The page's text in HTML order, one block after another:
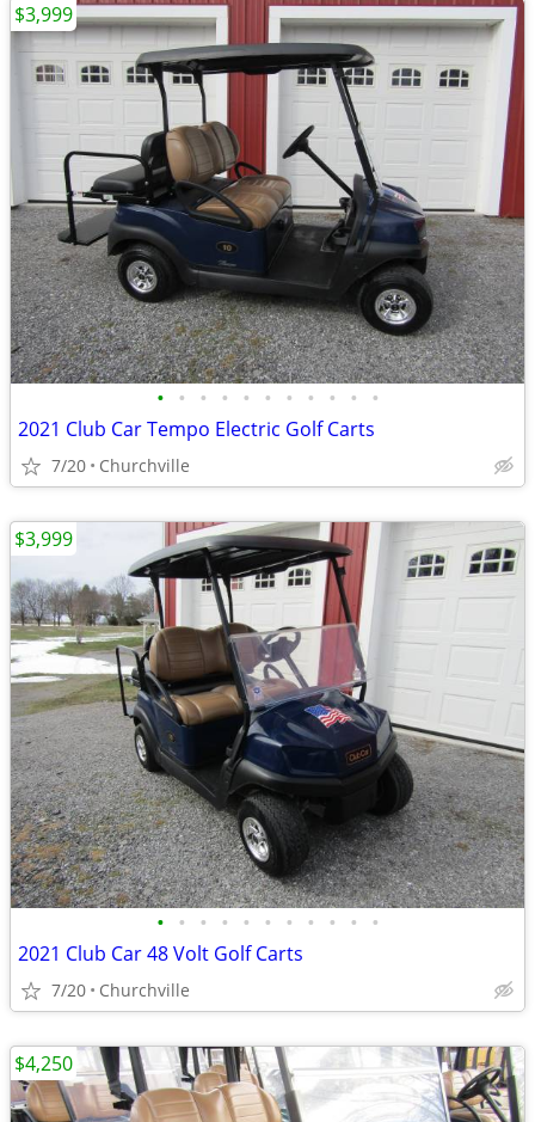
• • • • • • • • • • •
2021 Club Car Tempo Electric Golf Carts
7/20 Churchville
$3,999
• • • • • • • • • • •
2021 Club Car 48 Volt Golf Carts
7/20 Churchville
$3,999
$4,250